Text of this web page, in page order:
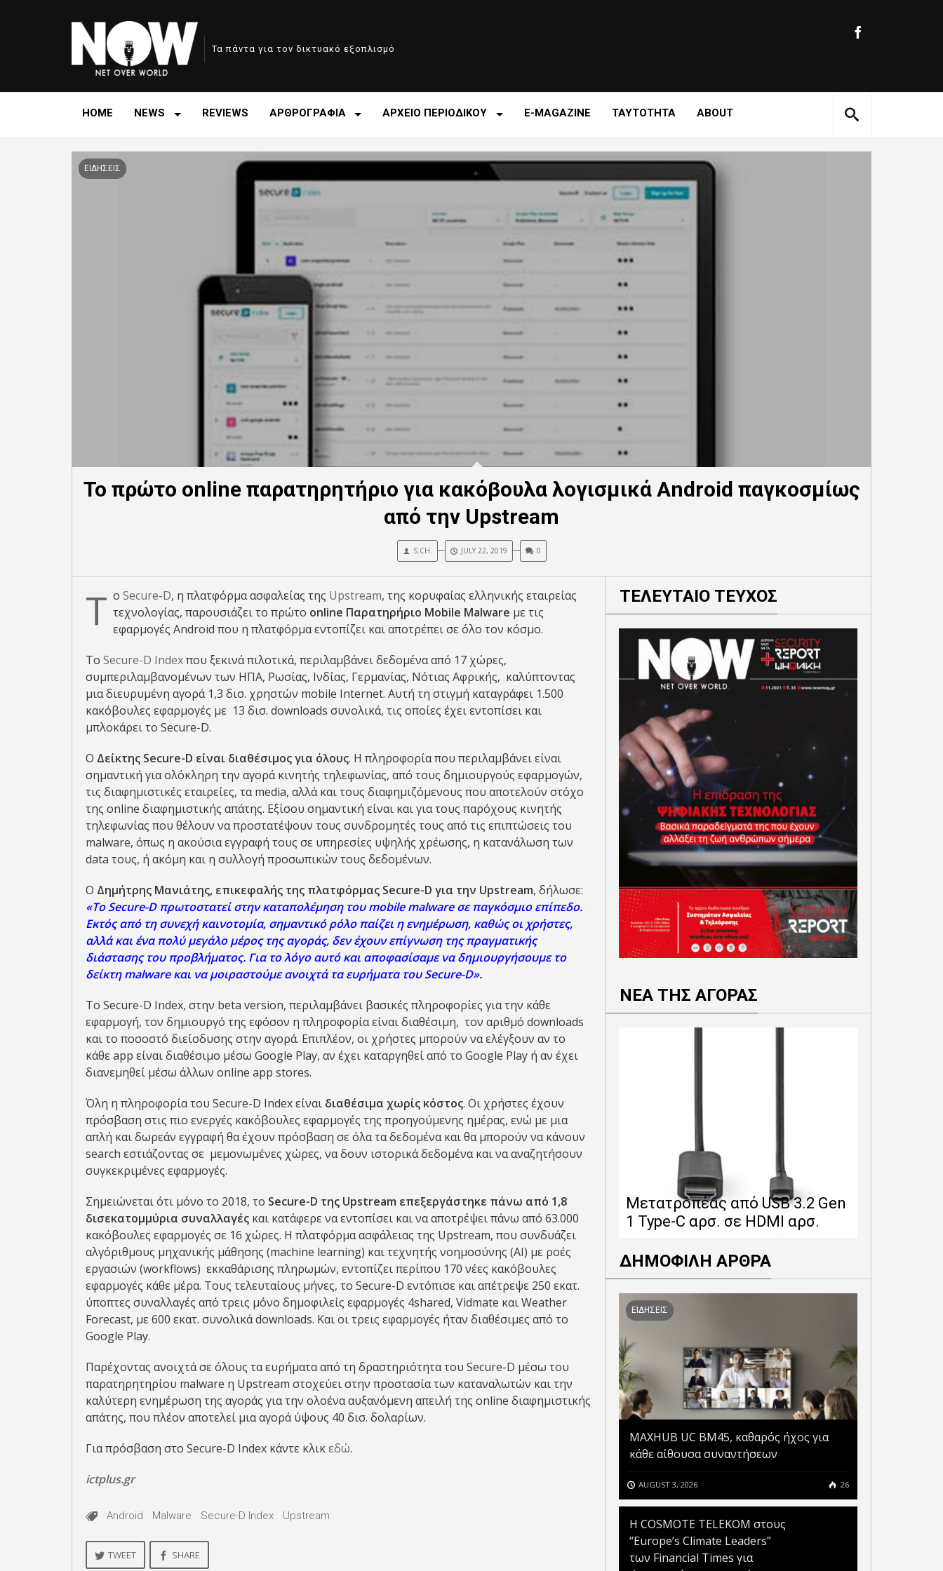
Τα πάντα για τον δικτυακό εξοπλισμό
HOME NEWS REVIEWS ΑΡΘΡΟΓΡΑΦΙΑ ΑΡΧΕΙΟ ΠΕΡΙΟΔΙΚΟΥ E-MAGAZINE ΤΑΥΤΟΤΗΤΑ ABOUT
ΕΙΔΗΣΕΙΣ
Το πρώτο online παρατηρητήριο για κακόβουλα λογισμικά Android παγκοσμίως
από την Upstream
S.CH. JULY 22, 2019 0
Τ ο Secure-D, η πλατφόρμα ασφαλείας της Upstream, της κορυφαίας ελληνικής εταιρείας
τεχνολογίας, παρουσιάζει το πρώτο online Παρατηρήριο Mobile Malware με τις
εφαρμογές Android που η πλατφόρμα εντοπίζει και αποτρέπει σε όλο τον κόσμο.
Το Secure-D Indexπου ξεκινά πιλοτικά, περιλαμβάνει δεδομένα από 17 χώρες,
συμπεριλαμβανομένων των ΗΠΑ, Ρωσίας, Ινδίας, Γερμανίας, Νότιας Αφρικής, καλύπτοντας
μια διευρυμένη αγορά 1,3 δισ. χρηστών mobile Internet. Αυτή τη στιγμή καταγράφει 1.500
κακόβουλες εφαρμογές με 13 δισ. downloads συνολικά, τις οποίες έχει εντοπίσει και
μπλοκάρει το Secure-D.
Ο Δείκτης Secure-D είναι διαθέσιμος για όλους. Η πληροφορία που περιλαμβάνει είναι
σημαντική για ολόκληρη την αγορά κινητής τηλεφωνίας, από τους δημιουργούς εφαρμογών,
τις διαφημιστικές εταιρείες, τα media, αλλά και τους διαφημιζόμενους που αποτελούν στόχο
της online διαφημιστικής απάτης. Εξίσου σημαντική είναι και για τους παρόχους κινητής
τηλεφωνίας που θέλουν να προστατέψουν τους συνδρομητές τους από τις επιπτώσεις του
malware, όπως η ακούσια εγγραφή τους σε υπηρεσίες υψηλής χρέωσης, η κατανάλωση των
data τους, ή ακόμη και η συλλογή προσωπικών τους δεδομένων.
Ο Δημήτρης Μανιάτης, επικεφαλής της πλατφόρμας Secure-D για την Upstream, δήλωσε:
«Το Secure-D πρωτοστατεί στην καταπολέμηση του mobile malware σε παγκόσμιο επίπεδο.
Εκτός από τη συνεχή καινοτομία, σημαντικό ρόλο παίζει η ενημέρωση, καθώς οι χρήστες,
αλλά και ένα πολύ μεγάλο μέρος της αγοράς, δεν έχoυν επίγνωση της πραγματικής
διάστασης του προβλήματος. Για το λόγο αυτό και αποφασίσαμε να δημιουργήσουμε το
δείκτη malware και να μοιραστούμε ανοιχτά τα ευρήματα του Secure-D».
Το Secure-D Index, στην beta version, περιλαμβάνει βασικές πληροφορίες για την κάθε
εφαρμογή, τον δημιουργό της εφόσον η πληροφορία είναι διαθέσιμη, τον αριθμό downloads
και το ποσοστό διείσδυσης στην αγορά. Επιπλέον, οι χρήστες μπορούν να ελέγξουν αν το
κάθε app είναι διαθέσιμo μέσω Google Play, αν έχει καταργηθεί από το Google Play ή αν έχει
διανεμηθεί μέσω άλλων online app stores.
Όλη η πληροφορία του Secure-D Index είναι διαθέσιμα χωρίς κόστος. Οι χρήστες έχουν
πρόσβαση στις πιο ενεργές κακόβουλες εφαρμογές της προηγούμενης ημέρας, ενώ με μια
απλή και δωρεάν εγγραφή θα έχουν πρόσβαση σε όλα τα δεδομένα και θα μπορούν να κάνουν
search εστιάζοντας σε μεμονωμένες χώρες, να δουν ιστορικά δεδομένα και να αναζητήσουν
συγκεκριμένες εφαρμογές.
Σημειώνεται ότι μόνο το 2018, το Secure-D της Upstream επεξεργάστηκε πάνω από 1,8
δισεκατομμύρια συναλλαγές και κατάφερε να εντοπίσει και να αποτρέψει πάνω από 63.000
κακόβουλες εφαρμογές σε 16 χώρες. Η πλατφόρμα ασφάλειας της Upstream, που συνδυάζει
αλγόριθμους μηχανικής μάθησης (machine learning) και τεχνητής νοημοσύνης (AI) με ροές
εργασιών (workflows) εκκαθάρισης πληρωμών, εντοπίζει περίπου 170 νέες κακόβουλες
εφαρμογές κάθε μέρα. Τους τελευταίους μήνες, το Secure-D εντόπισε και απέτρεψε 250 εκατ.
ύποπτες συναλλαγές από τρεις μόνο δημοφιλείς εφαρμογές 4shared, Vidmate και Weather
Forecast, με 600 εκατ. συνολικά downloads. Και οι τρεις εφαρμογές ήταν διαθέσιμες από το
Google Play.
Παρέχοντας ανοιχτά σε όλους τα ευρήματα από τη δραστηριότητα του Secure-D μέσω του
παρατηρητηρίου malware η Upstream στοχεύει στην προστασία των καταναλωτών και την
καλύτερη ενημέρωση της αγοράς για την ολοένα αυξανόμενη απειλή της online διαφημιστικής
απάτης, που πλέον αποτελεί μια αγορά ύψους 40 δισ. δολαρίων.
Για πρόσβαση στο Secure-D Index κάντε κλικεδώ.
ictplus.gr
Android Malware Secure-D Index Upstream
TWEET SHARE
ΤΕΛΕΥΤΑΙΟ ΤΕΥΧΟΣ
ΝΕΑ ΤΗΣ ΑΓΟΡΑΣ
Μετατροπέας από USB 3.2 Gen
1 Type-C αρσ. σε HDMI αρσ.
ΔΗΜΟΦΙΛΗ ΑΡΘΡΑ
ΕΙΔΗΣΕΙΣ
MAXHUB UC BM45, καθαρός ήχος για
κάθε αίθουσα συναντήσεων
AUGUST 3, 2026 26
Η COSMOTE TELEKOM στους
“Europe’s Climate Leaders”
των Financial Times για